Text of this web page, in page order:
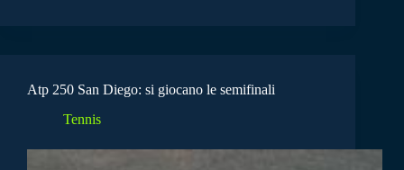
Atp 250 San Diego: si giocano le semifinali
Tennis